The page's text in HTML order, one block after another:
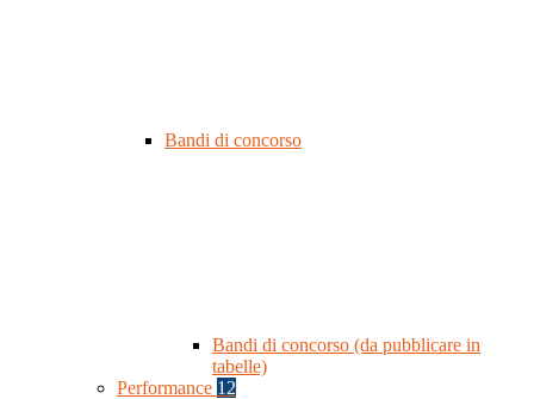
Bandi di concorso
Bandi di concorso (da pubblicare in
tabelle)
Performance 12